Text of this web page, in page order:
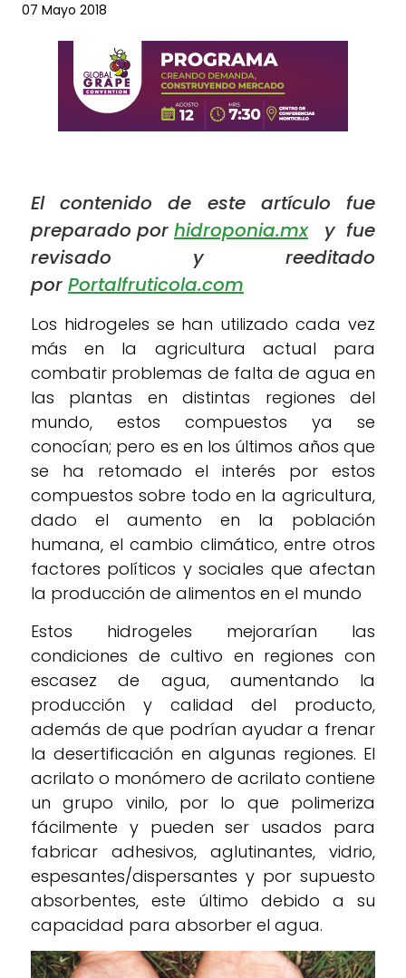
07 Mayo 2018
El contenido de este artículo fue
preparado por hidroponia.mxy fue
revisado y reeditado
por Portalfruticola.com
Los hidrogeles se han utilizado cada vez
más en la agricultura actual para
combatir problemas de falta de agua en
las plantas en distintas regiones del
mundo, estos compuestos ya se
conocían; pero es en los últimos años que
se ha retomado el interés por estos
compuestos sobre todo en la agricultura,
dado el aumento en la población
humana, el cambio climático, entre otros
factores políticos y sociales que afectan
la producción de alimentos en el mundo
Estos hidrogeles mejorarían las
condiciones de cultivo en regiones con
escasez de agua, aumentando la
producción y calidad del producto,
además de que podrían ayudar a frenar
la desertificación en algunas regiones. El
acrilato o monómero de acrilato contiene
un grupo vinilo, por lo que polimeriza
fácilmente y pueden ser usados para
fabricar adhesivos, aglutinantes, vidrio,
espesantes/dispersantes y por supuesto
absorbentes, este último debido a su
capacidad para absorber el agua.